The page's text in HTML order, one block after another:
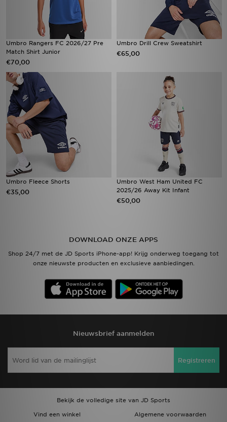
Umbro Rangers FC 2026/27 Pre
Match Shirt Junior
€70,00
Umbro Drill Crew Sweatshirt
€65,00
Umbro Fleece Shorts
€35,00
Umbro West Ham United FC
2025/26 Away Kit Infant
€50,00
DOWNLOAD ONZE APPS
Shop 24/7 met de JD Sports iPhone-app! Krijg onderweg toegang tot
onze nieuwste producten en exclusieve aanbiedingen.
Nieuwsbrief aanmelden
Registreren
Bekijk de volledige site van JD Sports
Vind een winkel
Algemene voorwaarden